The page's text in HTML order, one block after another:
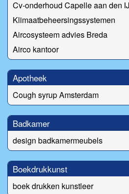
Cv-onderhoud Capelle aan den
Klimaatbeheersingssystemen
Aircosysteem advies Breda
Airco kantoor
Apotheek
Cough syrup Amsterdam
Badkamer
design badkamermeubels
Boekdrukkunst
boek drukken kunstleer